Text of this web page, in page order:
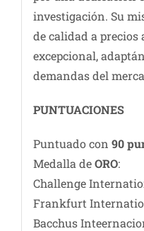
investigación. Su
de calidad a precios
excepcional,
demandas del
PUNTUACIONES
Puntuado con 90
Medalla deORO:
Challenge
Frankfurt
Bacchus